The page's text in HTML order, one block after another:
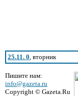
25.11. 0, вторник
Пишите нам:
info@gazeta.ru
Copyright © Gazeta.Ru